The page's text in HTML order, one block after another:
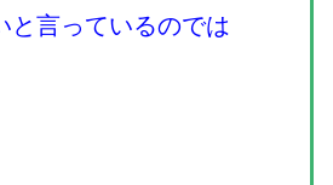
と言っているのでは